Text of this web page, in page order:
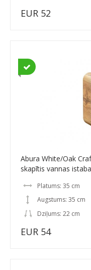
EUR 52
Abura White/Oak
skapītis vannas
Platums: 35 cm
Augstums: 35 cm
Dziļums: 22 cm
EUR 54